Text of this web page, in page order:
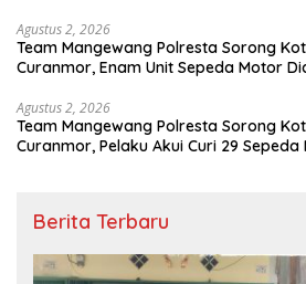
Agustus 2, 2026
Team Mangewang Polresta Sorong
Curanmor, Enam Unit Sepeda Motor
Agustus 2, 2026
Team Mangewang Polresta Sorong
Curanmor, Pelaku Akui Curi 29 Sepeda
Berita Terbaru